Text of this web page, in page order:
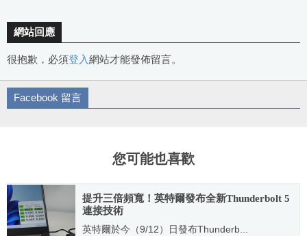
網站回應
很抱歉，必須登入網站才能發佈留言。
Facebook 留言
您可能也喜歡
提升三倍頻寬！英特爾發布全新Thunderbolt 5
連接技術
英特爾於今（9/12）日發布Thunderb...